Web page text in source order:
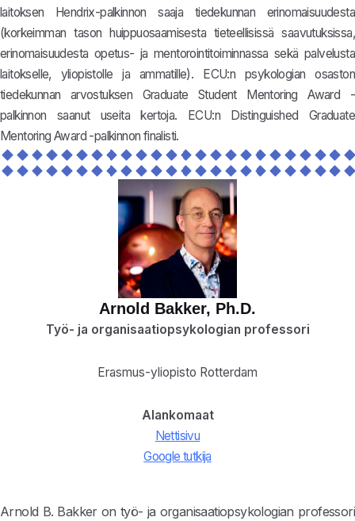
laitoksen Hendrix-palkinnon saaja tiedekunnan erinomaisuudesta
(korkeimman tason huippuosaamisesta tieteellisissä saavutuksissa,
erinomaisuudesta opetus- ja mentorointitoiminnassa sekä palvelusta
laitokselle, yliopistolle ja ammatille). ECU:n psykologian osaston
tiedekunnan arvostuksen Graduate Student Mentoring Award -
palkinnon saanut useita kertoja. ECU:n Distinguished Graduate
Mentoring Award -palkinnon finalisti.
Arnold Bakker, Ph.D.
Työ- ja organisaatiopsykologian professori
Erasmus-yliopisto Rotterdam
Alankomaat
Nettisivu
Google tutkija
Arnold B. Bakker on työ- ja organisaatiopsykologian professori